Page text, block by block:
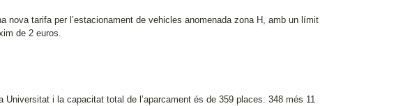
nova tarifa per l’estacionament de vehicles anomenada zona H, amb un límit
de 2 euros.
Universitat i la capacitat total de l’aparcament és de 359 places: 348 més 11